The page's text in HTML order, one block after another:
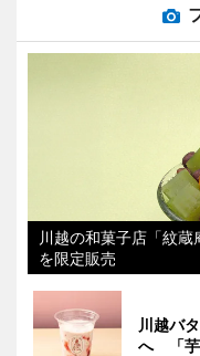
川越の和菓子店「紋
を限定販売
川越バ
へ 「芋